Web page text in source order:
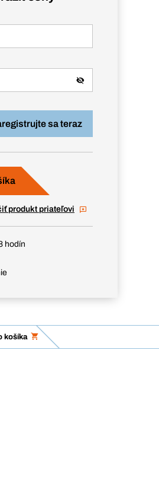
sa teraz
produkt priateľovi
hodín
košíka